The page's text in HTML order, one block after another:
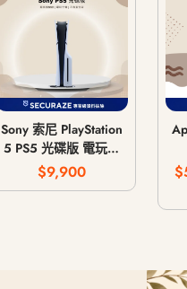
Sony 索尼 PlayStation
5 PS5 光碟版 電玩主
機 遊戲主機 CFI-
1018A / CFI-1118A /
$9,900